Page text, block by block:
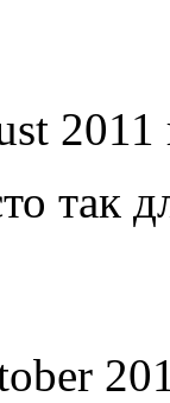
2011
так